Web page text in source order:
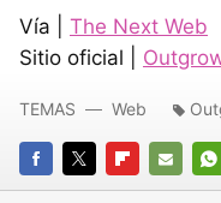
Vía | The Next Web
Sitio oficial |
FACEBOOK
TWITTERFLIPBOARD
E-
TEMAS Web